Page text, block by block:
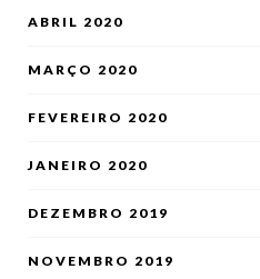
ABRIL 2020
MARÇO 2020
FEVEREIRO 2020
JANEIRO 2020
DEZEMBRO 2019
NOVEMBRO 2019